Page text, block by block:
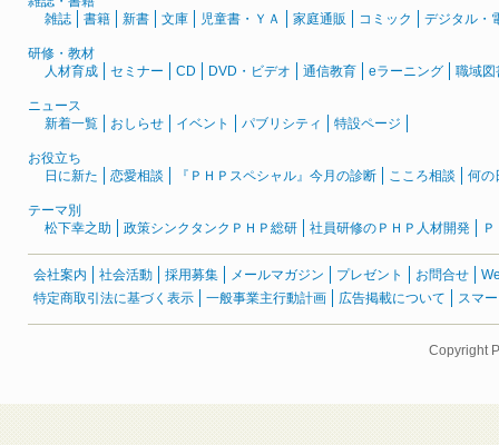
雑誌
書籍 新書 文庫 児童書・ＹＡ 家庭通販 コミック デジタル・
研修・教材
人材育成
セミナー CD DVD・ビデオ 通信教育 eラーニング 職域図
ニュース
新着一覧
おしらせ イベント パブリシティ 特設ページ
お役立ち
日に新た
恋愛相談 『ＰＨＰスペシャル』今月の診断 こころ相談 何の
テーマ別
松下幸之助
政策シンクタンクＰＨＰ総研 社員研修のＰＨＰ人材開発
会社案内 社会活動 採用募集 メールマガジン プレゼント お問合せ
特定商取引法に基づく表示
一般事業主行動計画 広告掲載について スマ
Copyright